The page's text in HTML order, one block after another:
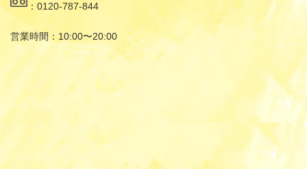
：0120-787-844
営業時間：10:00〜20:00